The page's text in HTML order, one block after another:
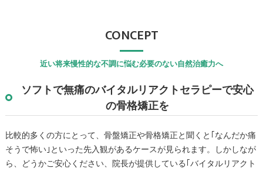
近い将来慢性的な不調に悩む必要のない自然治癒力へ
CONCEPT
ソフトで無痛のバイタルリアクトセラピーで安心
の骨格矯正を
比較的多くの方にとって、骨盤矯正や骨格矯正と聞くと｢なんだか痛
そうで怖い｣といった先入観があるケースが見られます。しかしなが
ら、どうかご安心ください、院長が提供している｢バイタルリアクト